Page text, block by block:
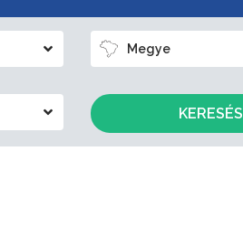
Megye
KERESÉS